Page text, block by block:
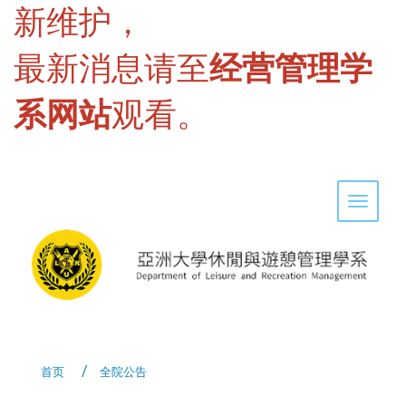
新维护，
最新消息请至经营管理学
系网站观看。
Toggle
首页 全院公告